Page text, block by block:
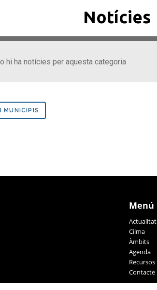
Notícies
hi ha notícies per aquesta categoria
MUNICIPIS
Menú
Actualitat
Cilma
Àmbits
Agenda
Recursos
Contacte